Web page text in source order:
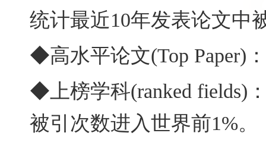
统计最近10年发表论文中
◆高水平论文(Top Paper)
◆上榜学科(ranked fields)
被引次数进入世界前1%。